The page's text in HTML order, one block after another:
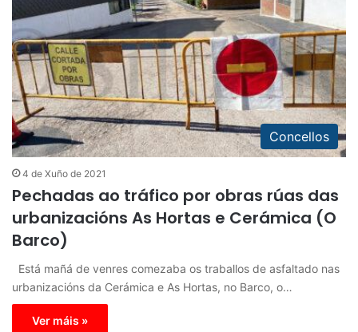
Concellos
4 de Xuño de 2021
Pechadas ao tráfico por obras rúas das
urbanizacións As Hortas e Cerámica (O
Barco)
Está mañá de venres comezaba os traballos de asfaltado nas
urbanizacións da Cerámica e As Hortas, no Barco, o…
Ver máis »